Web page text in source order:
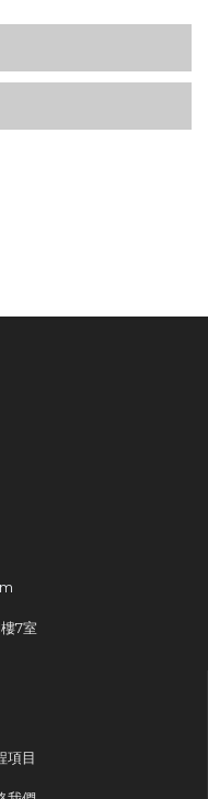
7室
項目